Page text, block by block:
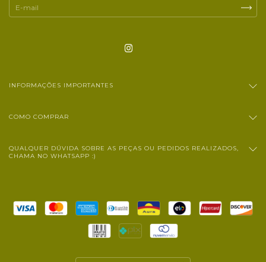
INFORMAÇÕES IMPORTANTES
COMO COMPRAR
QUALQUER DÚVIDA SOBRE AS PEÇAS OU PEDIDOS REALIZADOS,
CHAMA NO WHATSAPP :)